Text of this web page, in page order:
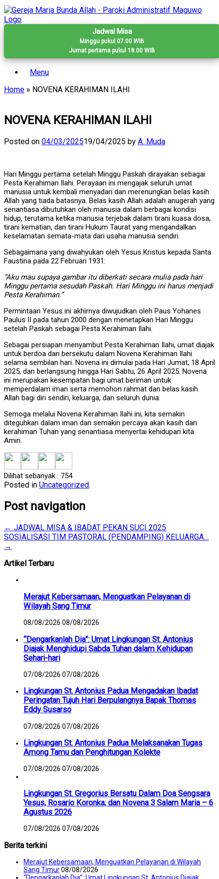
Skip
to
content
Jadwal Misa
Minggu pukul 07.00 WIB
Jumat pertama pukul 18.00 WIB
Menu
Home » NOVENA KERAHIMAN ILAHI
NOVENA KERAHIMAN ILAHI
Posted on 04/03/202519/04/2025 by A. Muda
Hari Minggu pertama setelah Minggu Paskah dirayakan sebagai
Pesta Kerahiman Ilahi. Perayaan ini mengajak seluruh umat
manusia untuk kembali menyadari dan merenungkan belas kasih
Allah yang tiada batasnya. Belas kasih Allah adalah anugerah yang
senantiasa dibutuhkan oleh manusia dalam berbagai kondisi
hidup, terutama ketika manusia terjebak dalam tirani kuasa dosa,
tirani kematian, dan tirani Hukum Taurat yang mengandalkan
keselamatan semata-mata dari usaha manusia sendiri.
Sebagaimana yang diwahyukan oleh Yesus Kristus kepada Santa
Faustina pada 22 Februari 1931:
“Aku mau supaya gambar itu diberkati secara mulia pada hari
Minggu pertama sesudah Paskah. Hari Minggu ini harus menjadi
Pesta Kerahiman.”
Permintaan Yesus ini akhirnya diwujudkan oleh Paus Yohanes
Paulus II pada tahun 2000 dengan menetapkan Hari Minggu
setelah Paskah sebagai Pesta Kerahiman Ilahi.
Sebagai persiapan menyambut Pesta Kerahiman Ilahi, umat diajak
untuk berdoa dan bersekutu dalam Novena Kerahiman Ilahi
selama sembilan hari. Novena ini dimulai pada Hari Jumat, 18 April
2025, dan berlangsung hingga Hari Sabtu, 26 April 2025. Novena
ini merupakan kesempatan bagi umat beriman untuk
memperdalam iman serta memohon rahmat dan belas kasih
Allah bagi diri sendiri, keluarga, dan seluruh dunia.
Semoga melalui Novena Kerahiman Ilahi ini, kita semakin
diteguhkan dalam iman dan semakin percaya akan kasih dan
kerahiman Tuhan yang senantiasa menyertai kehidupan kita.
Amin.
Dilihat sebanyak : 754
Posted in Uncategorized.
Post navigation
← JADWAL MISA & IBADAT PEKAN SUCI 2025
SOSIALISASI TIM PASTORAL (PENDAMPING) KELUARGA…
→
Artikel Terbaru
Merajut Kebersamaan, Menguatkan Pelayanan di
Wilayah Sang Timur
08/08/2026 08/08/2026
“Dengarkanlah Dia”: Umat Lingkungan St. Antonius
Diajak Menghidupi Sabda Tuhan dalam Kehidupan
Sehari-hari
07/08/2026 07/08/2026
Lingkungan St. Antonius Padua Mengadakan Ibadat
Peringatan Tujuh Hari Berpulangnya Bapak Thomas
Eddy Susarso
07/08/2026 07/08/2026
Lingkungan St. Antonius Padua Melaksanakan Tugas
Among Tamu dan Penghitungan Kolekte
07/08/2026 07/08/2026
Lingkungan St. Gregorius Bersatu Dalam Doa Sengsara
Yesus, Rosario Koronka, dan Novena 3 Salam Maria – 6
Agustus 2026
07/08/2026 07/08/2026
Berita terkini
Merajut Kebersamaan, Menguatkan Pelayanan di Wilayah
Sang Timur08/08/2026